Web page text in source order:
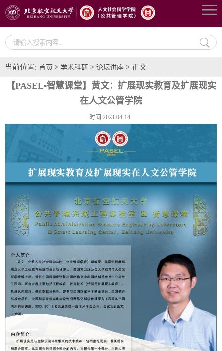
当前位置: 首页 > 学术科研 > 论坛讲座 > 正文
【PASEL•智慧课堂】黄文：扩展现实教育及扩展现实
在人文公管学院
时间:2023-04-14